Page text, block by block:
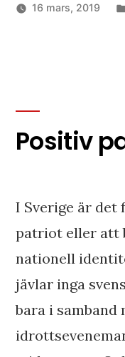
16 mars, 2019
Positiv
I Sverige är
patriot eller att
nationell
jävlar inga
bara i samband